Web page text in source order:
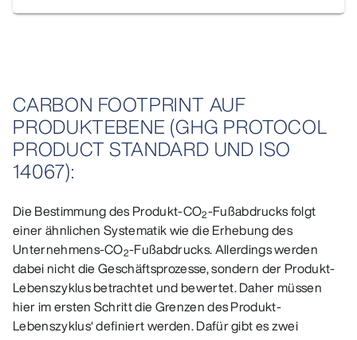
CARBON FOOTPRINT AUF
PRODUKTEBENE (GHG PROTOCOL
PRODUCT STANDARD UND ISO
14067):
Die Bestimmung des Produkt-CO2-Fußabdrucks folgt
einer ähnlichen Systematik wie die Erhebung des
Unternehmens-CO2-Fußabdrucks. Allerdings werden
dabei nicht die Geschäftsprozesse, sondern der Produkt-
Lebenszyklus betrachtet und bewertet. Daher müssen
hier im ersten Schritt die Grenzen des Produkt-
Lebenszyklus‘ definiert werden. Dafür gibt es zwei